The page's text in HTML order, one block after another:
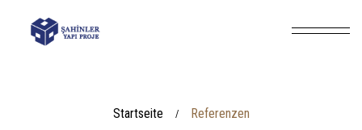
Startseite / Referenzen